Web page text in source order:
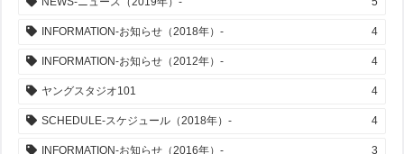
INFORMATION-お知らせ（2018年）- 4
INFORMATION-お知らせ（2012年）- 4
ヤングスタジオ101 4
SCHEDULE-スケジュール（2018年）- 4
INFORMATION-お知らせ（2016年）- 3